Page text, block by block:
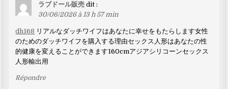
ラブドール販売 dit :
30/06/2026 à 13 h 57 min
dh168 リアルなダッチワイフはあなたに幸せをもたらします女性
のためのダッチワイフを購入する理由セックス人形はあなたの性
的健康を変えることができます160cmアジアシリコーンセックス
人形輸出用
Répondre